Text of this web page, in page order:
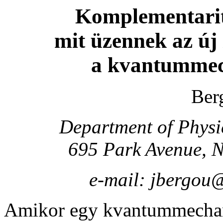
mit üzennek az
a
Department of
695 Park Avenue,
e-mail:
Amikor egy